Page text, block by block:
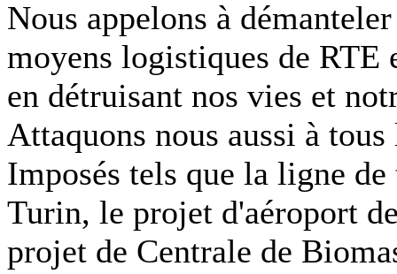
Nous appelons à
moyens logistiques de
en détruisant nos vies et
Attaquons nous aussi à
Imposés tels que la ligne
Turin, le projet d'aéroport
projet de Centrale de